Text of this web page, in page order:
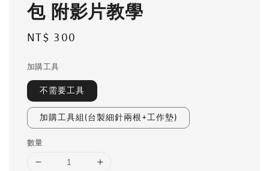
包 附影片教學
Regular
NT$ 300
加購工具
不需要工具
加購工具組(台製細針兩根+工作墊)
數量